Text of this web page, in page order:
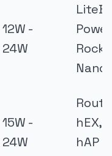
12W -
24W
15W -
24W
hEX,
hAP